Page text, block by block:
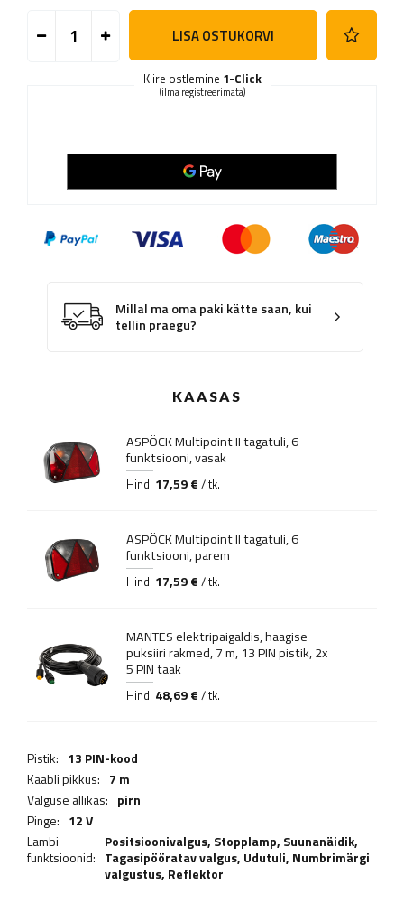
LISA OSTUKORVI
Kiire ostlemine 1-Click
(ilma registreerimata)
Millal ma oma paki kätte saan, kui
tellin praegu?
KAASAS
ASPÖCK Multipoint II tagatuli, 6
funktsiooni, vasak
Hind: 17,59 € / tk.
ASPÖCK Multipoint II tagatuli, 6
funktsiooni, parem
Hind: 17,59 € / tk.
MANTES elektripaigaldis, haagise
puksiiri rakmed, 7 m, 13 PIN pistik, 2x
5 PIN tääk
Hind: 48,69 € / tk.
Pistik: 13 PIN-kood
Kaabli pikkus: 7 m
Valguse allikas: pirn
Pinge: 12 V
Lambi
funktsioonid:
Positsioonivalgus, Stopplamp, Suunanäidik,
Tagasipööratav valgus, Udutuli, Numbrimärgi
valgustus, Reflektor